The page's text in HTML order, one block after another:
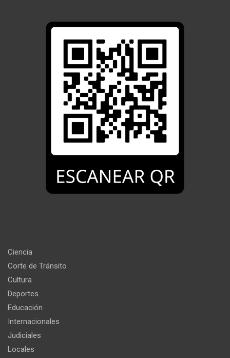
Ciencia
Corte de Tránsito
Cultura
Deportes
Educación
Internacionales
Judiciales
Locales